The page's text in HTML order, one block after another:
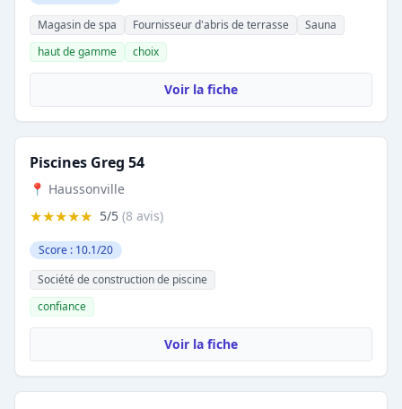
Magasin de spa
Fournisseur d'abris de terrasse
Sauna
haut de gamme
choix
Voir la fiche
Piscines Greg 54
📍 Haussonville
★★★★★ 5/5 (8 avis)
Score : 10.1/20
Société de construction de piscine
confiance
Voir la fiche